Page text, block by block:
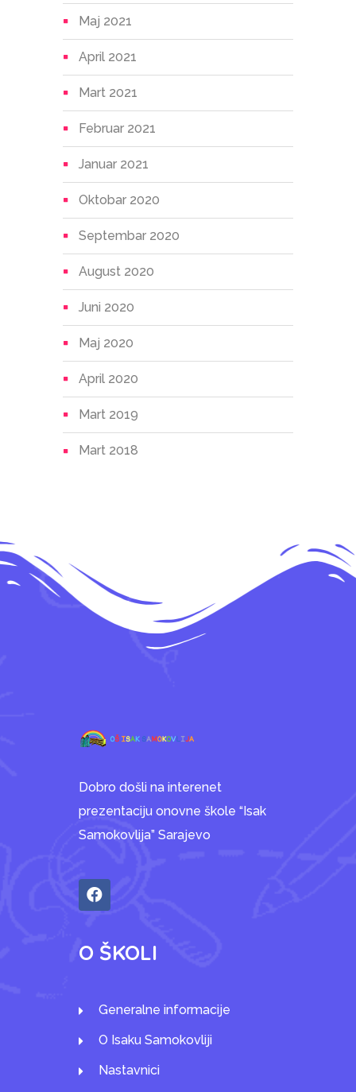
Maj 2021
April 2021
Mart 2021
Februar 2021
Januar 2021
Oktobar 2020
Septembar 2020
August 2020
Juni 2020
Maj 2020
April 2020
Mart 2019
Mart 2018
Dobro došli na interenet
prezentaciju onovne škole “Isak
Samokovlija” Sarajevo
O ŠKOLI
Generalne informacije
O Isaku Samokovliji
Nastavnici